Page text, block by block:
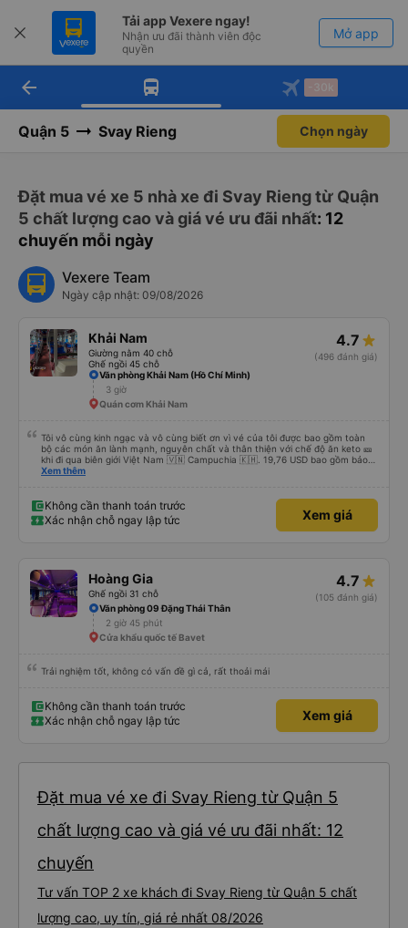
Tải app Vexere ngay!
Nhận ưu đãi thành viên độc
quyền
Mở app
Tải app Vexere
-30k/ghế khi đặt vé máy bay qua
Mở app
arrow_back -30k
Quận 5 Svay Rieng Chọn ngày
Đặt mua vé xe 5 nhà xe đi Svay Rieng từ Quận
5 chất lượng cao và giá vé ưu đãi nhất: 12
chuyến mỗi ngày
Vexere Team
Ngày cập nhật: 09/08/2026
Khải Nam
Giường nằm 40 chỗ
Ghế ngồi 45 chỗ
4.7
(496 đánh giá)
Văn phòng Khải Nam (Hồ Chí Minh)
3 giờ
Quán cơm Khải Nam
Tôi vô cùng kinh ngạc và vô cùng biết ơn vì vé của tôi được bao gồm toàn
bộ các món ăn lành mạnh, nguyên chất và thân thiện với chế độ ăn keto 🎫
khi đi qua biên giới Việt Nam 🇻🇳 Campuchia 🇰🇭. 19,76 USD bao gồm bảo
hiểm, nước, khăn giấy ướt, túi đựng giày, máy lạnh, sự hỗ trợ tại biên giới để
buýt rộng rãi, sạch sẽ và chỉ còn một nửa chỗ. Tôi chắc chắn sẽ chuyển từ
máy bay ✈️ sang xe buýt giường nằm 🚌 ngay bây giờ. Tuyệt vời, không căng
thẳng và an toàn. Bữa sáng của tôi; thịt bò mỏng chiên 🥩 đậu xanh &amp;
Xem thêm
Không cần thanh toán trước
Xác nhận chỗ ngay lập tức
Xem giá
Hoàng Gia
Ghế ngồi 31 chỗ
4.7
(105 đánh giá)
Văn phòng 09 Đặng Thái Thân
2 giờ 45 phút
Cửa khẩu quốc tế Bavet
Trải nghiệm tốt, không có vấn đề gì cả, rất thoải mái
Không cần thanh toán trước
Xác nhận chỗ ngay lập tức
Xem giá
Đặt mua vé xe đi Svay Rieng từ Quận 5
chất lượng cao và giá vé ưu đãi nhất: 12
chuyến
Tư vấn TOP 2 xe khách đi Svay Rieng từ Quận 5 chất
lượng cao, uy tín, giá rẻ nhất 08/2026